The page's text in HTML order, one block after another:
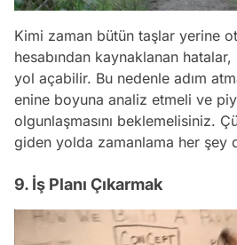
Kimi zaman bütün taşlar yerine
hesabından kaynaklanan
yol açabilir. Bu nedenle adım
enine boyuna analiz etmeli ve
olgunlaşmasını beklemelisiniz.
giden yolda zamanlama her şey
9. İş Planı Çıkarmak